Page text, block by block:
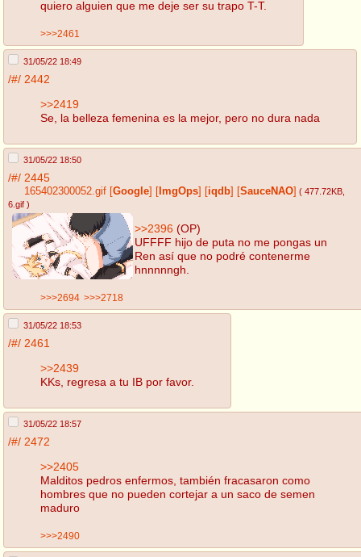
quiero alguien que me deje ser su trapo T-T.
>>>2461
31/05/22 18:49
/#/ 2442
>>2419
Se, la belleza femenina es la mejor, pero no dura nada
31/05/22 18:50
/#/ 2445
165402300052.gif Google ImgOps iqdb SauceNAO ( 477.72KB,
6.gif )
>>2396 (OP)
UFFFF hijo de puta no me pongas un
Ren así que no podré contenerme
hnnnnngh.
>>>2694 >>>2718
31/05/22 18:53
/#/ 2461
>>2439
KKs, regresa a tu IB por favor.
31/05/22 18:57
/#/ 2472
>>2405
Malditos pedros enfermos, también fracasaron como
hombres que no pueden cortejar a un saco de semen
maduro
>>>2490